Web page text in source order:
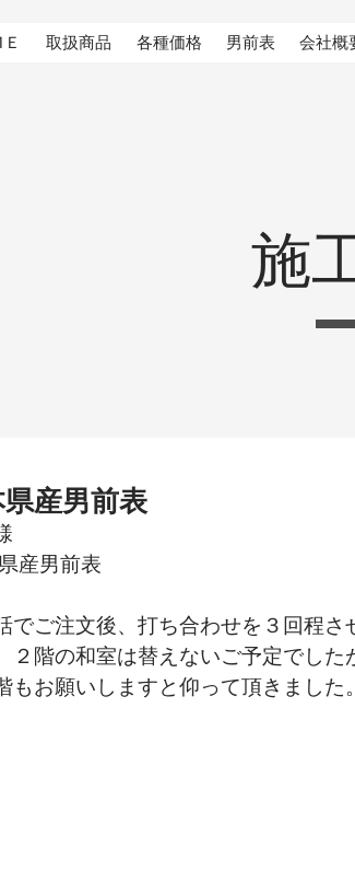
取扱商品 各種価格 男前表 会社概
施
産男前表
産男前表
でご注文後、打ち合わせを３回程さ
２階の和室は替えないご予定でした
もお願いしますと仰って頂きました